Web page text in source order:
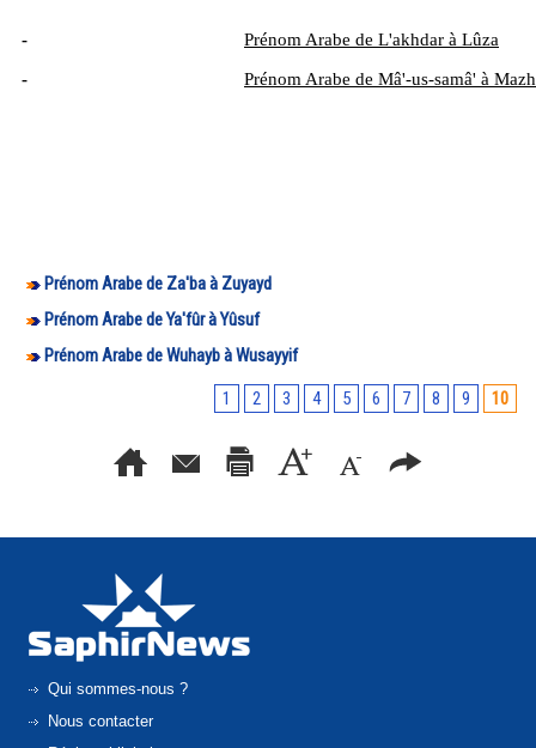
- Prénom Arabe de L'akhdar à Lûza
- Prénom Arabe de Mâ'-us-samâ' à
Prénom Arabe de Za'ba à Zuyayd
Prénom Arabe de Ya'fûr à Yûsuf
Prénom Arabe de Wuhayb à Wusayyif
1
2 3 4 5 6 7 8 9 10
Qui sommes-nous ?
Nous contacter